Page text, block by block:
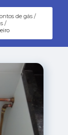
de gás